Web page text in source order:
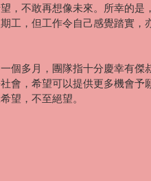
，不敢再想像未來。所幸的
工，但工作令自己感覺踏實，
個多月，團隊指十分慶幸有傑
會，希望可以提供更多機會予
望，不至絕望。